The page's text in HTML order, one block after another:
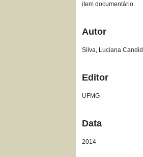
item documentário.
Autor
Silva, Luciana
Editor
UFMG
Data
2014